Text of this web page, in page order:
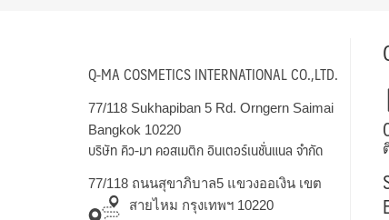
Q-MA COSMETICS INTERNATIONAL CO.,LTD.
77/118 Sukhapiban 5 Rd. Orngern Saimai
Bangkok 10220
บริษัท คิว-มา คอสเมติก อินเตอร์เนชั่นแนล จำกัด
77/118 ถนนสุขาภิบาล5 แขวงออเงิน เขต
สายไหม กรุงเทพฯ 10220